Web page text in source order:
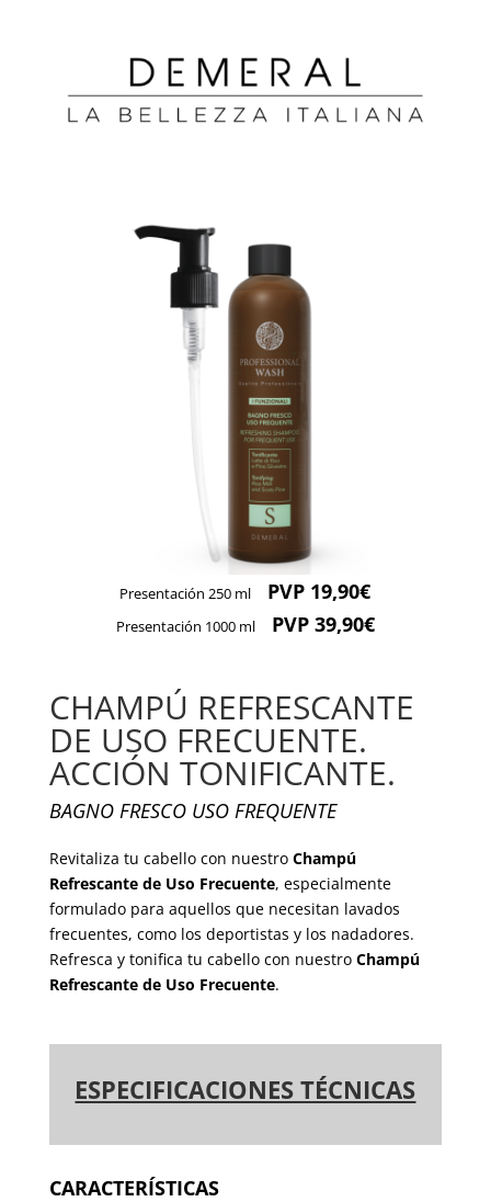
Presentación 250 ml PVP 19,90€
Presentación 1000 ml PVP 39,90€
CHAMPÚ REFRESCANTE
DE USO FRECUENTE.
ACCIÓN TONIFICANTE.
BAGNO FRESCO USO FREQUENTE
Revitaliza tu cabello con nuestro Champú
Refrescante de Uso Frecuente, especialmente
formulado para aquellos que necesitan lavados
frecuentes, como los deportistas y los nadadores.
Refresca y tonifica tu cabello con nuestro Champú
Refrescante de Uso Frecuente.
ESPECIFICACIONES TÉCNICAS
CARACTERÍSTICAS